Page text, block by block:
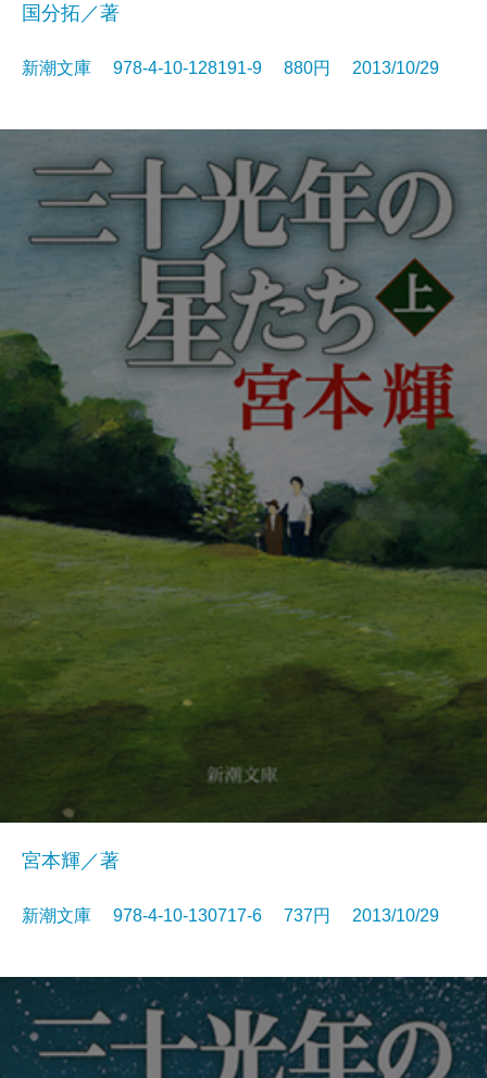
国分拓／著
新潮文庫 978-4-10-128191-9 880円 2013/10/29
宮本輝／著
新潮文庫 978-4-10-130717-6 737円 2013/10/29